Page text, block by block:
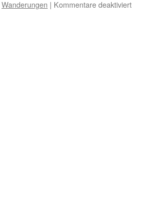
Wanderungen | Kommentare deaktiviertfür